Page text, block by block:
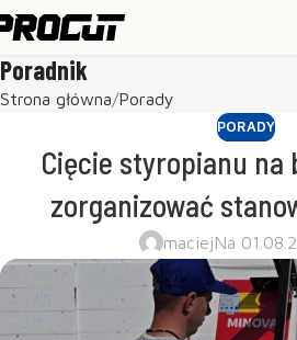
Poradnik
Strona główna Porady
PORADY
Cięcie styropianu na
zorganizować
maciejNa